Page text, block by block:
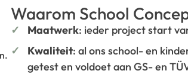
Waarom School
Maatwerk: ieder project start
Kwaliteit: al ons school- en
getest en voldoet aan GS- en